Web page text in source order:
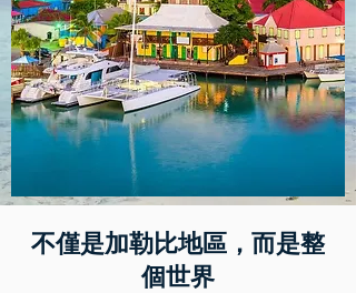
不僅是加勒比地區，而是整
個世界